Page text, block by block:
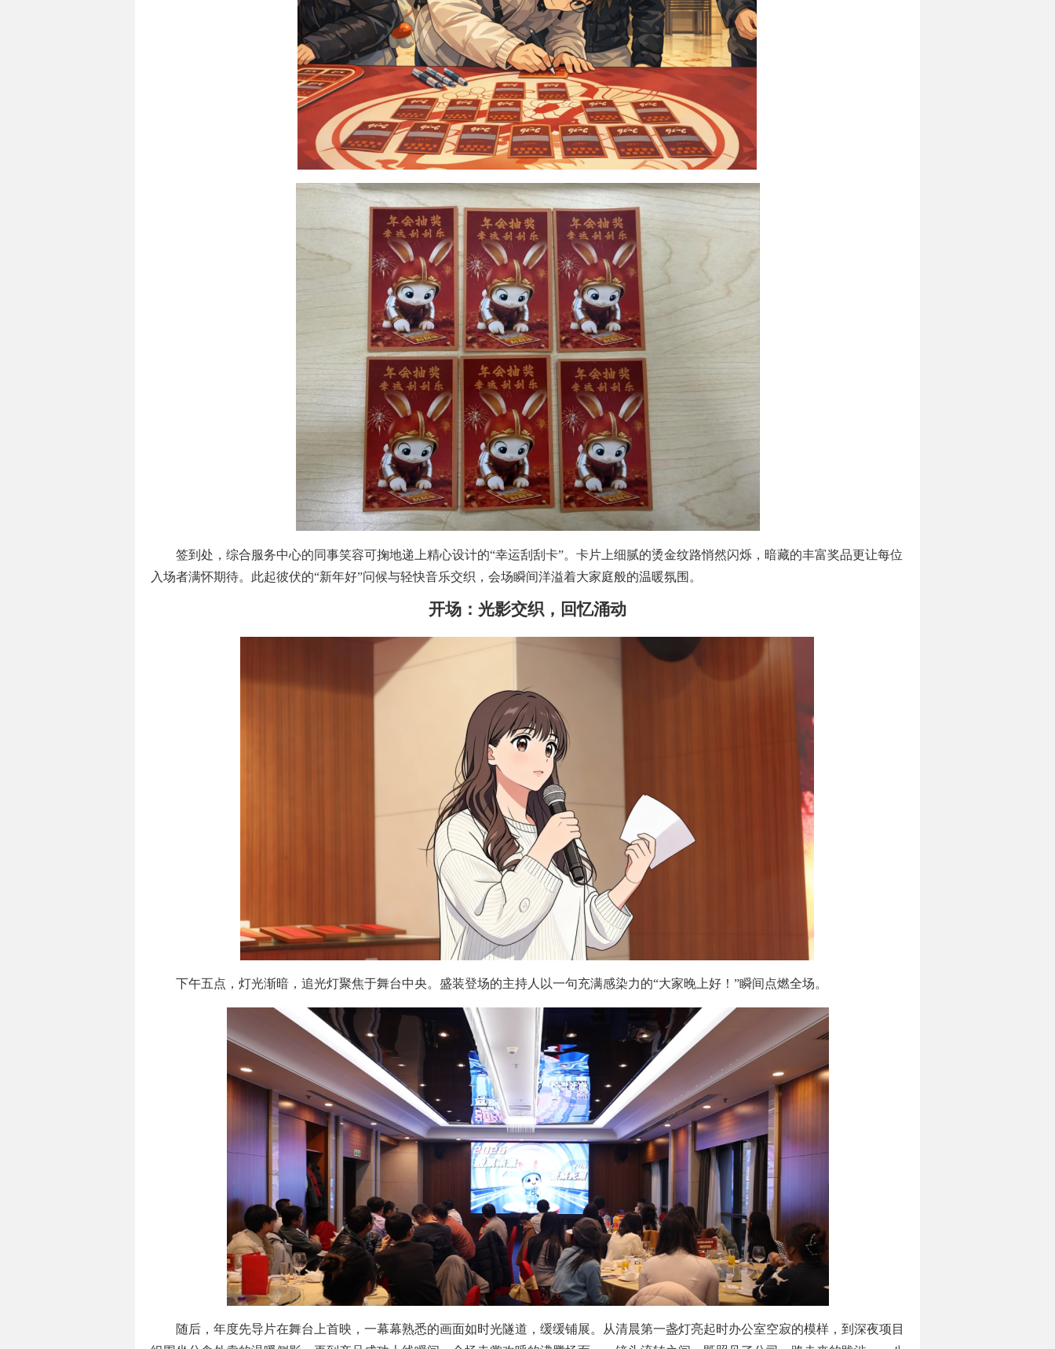
签到处，综合服务中心的同事笑容可掬地递上精心设计的“幸运刮刮卡”。卡片上细腻的烫金纹路悄然闪烁，暗藏的丰富奖品更让每位
入场者满怀期待。此起彼伏的“新年好”问候与轻快音乐交织，会场瞬间洋溢着大家庭般的温暖氛围。
开场：光影交织，回忆涌动
下午五点，灯光渐暗，追光灯聚焦于舞台中央。盛装登场的主持人以一句充满感染力的“大家晚上好！”瞬间点燃全场。
随后，年度先导片在舞台上首映，一幕幕熟悉的画面如时光隧道，缓缓铺展。从清晨第一盏灯亮起时办公室空寂的模样，到深夜项目